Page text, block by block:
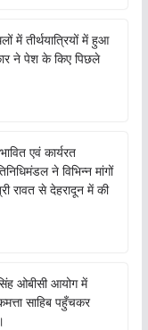
में तीर्थयात्रियों में हुआ
ने पेश के किए पिछले
एवं कार्यरत
ने विभिन्न मांगों
रावत से देहरादून में की
ओबीसी आयोग में
साहिब पहुँचकर